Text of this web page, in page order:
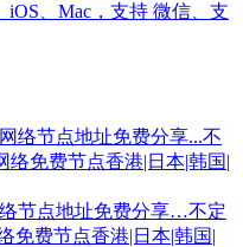
络节点地址免费分享…不定
免费节点香港|日本|韩国|